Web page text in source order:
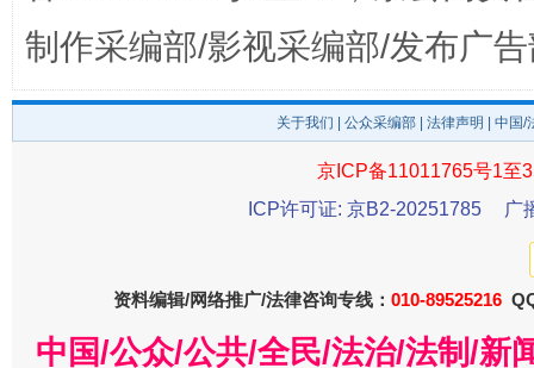
一纸欠条伤亲情 巡回调解促和解..
制作采编部/影视采编部/发布广
关于我们 公众采编部 法律声明 | 中国
京ICP备11011765号1至
ICP许可证: 京B2-20251785
广
资料编辑/网络推广/法律咨询专线： 010-89525216
中国/公众/公共/全民/法治/法制/新